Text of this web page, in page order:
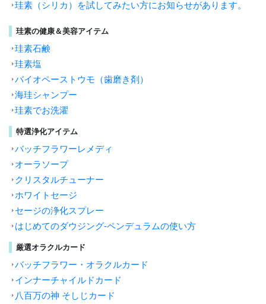
珪素（シリカ）を試してみたい方にお知らせがあります。
珪素の健康＆美容アイテム
珪素石鹸
珪素塩
バイオペーストウモ（歯磨き剤）
海珪シャンプー
珪素でお洗濯
特選浄化アイテム
バッチフラワーレメディ
オーラソープ
クリスタルチューナー
ホワイトセージ
セージの浄化スプレー
はじめてのダウジング-ペンデュラムの使い方
厳選オラクルカード
バッチフラワー・オラクルカード
インナーチャイルドカード
八百万の神 そしじカード